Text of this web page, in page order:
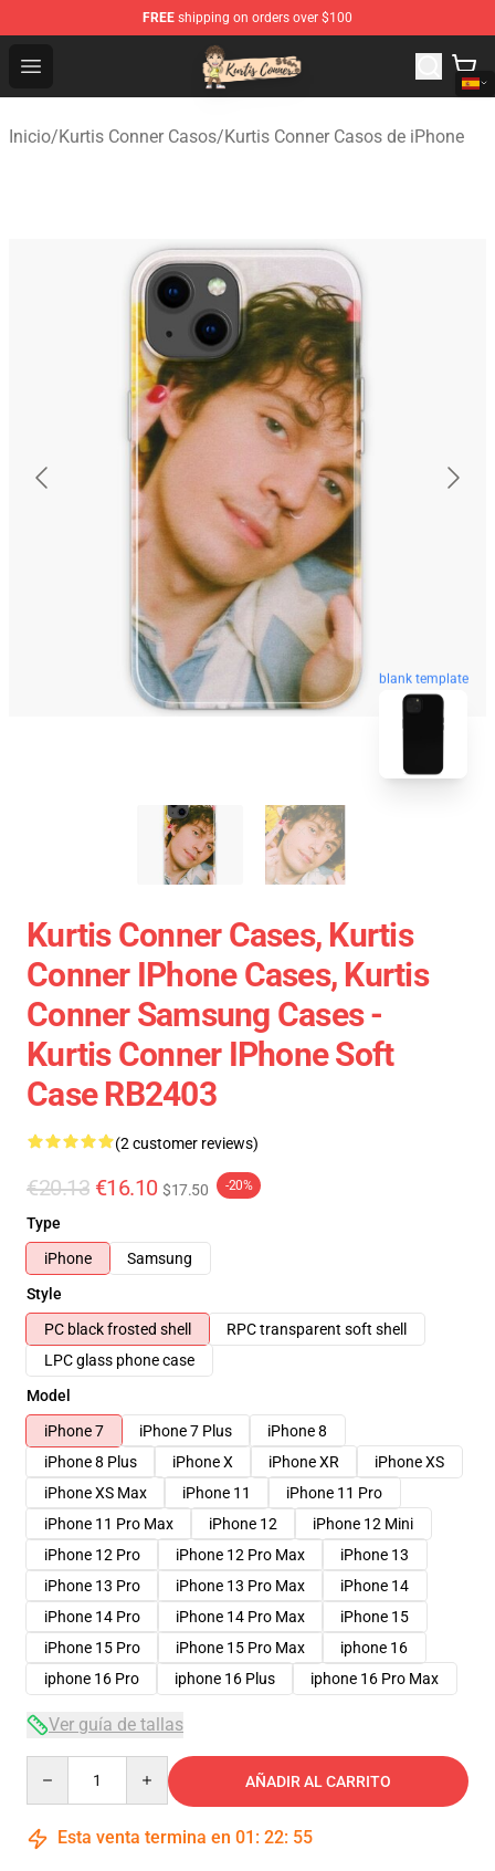
FREE shipping on orders over $100
Open menu
Kurtis Conner Store - Official Kurtis Conner Merchandise
Inicio/Kurtis Conner Casos/Kurtis Conner Casos de iPhone
blank template
Kurtis Conner Cases, Kurtis
Conner IPhone Cases, Kurtis
Conner Samsung Cases -
Kurtis Conner IPhone Soft
Case RB2403
(2 customer reviews)
€20.13 €16.10 $17.50 -20%
Type
iPhone
Samsung
Style
PC black frosted shell
RPC transparent soft shell
LPC glass phone case
Model
iPhone 7
iPhone 7 Plus
iPhone 8
iPhone 8 Plus
iPhone X iPhone XR
iPhone XS
iPhone XS Max
iPhone 11
iPhone 11 Pro
iPhone 11 Pro Max
iPhone 12
iPhone 12 Mini
iPhone 12 Pro
iPhone 12 Pro Max
iPhone 13
iPhone 13 Pro
iPhone 13 Pro Max
iPhone 14
iPhone 14 Pro
iPhone 14 Pro Max
iPhone 15
iPhone 15 Pro
iPhone 15 Pro Max
iphone 16
iphone 16 Pro
iphone 16 Plus iphone 16 Pro Max
Ver guía de tallas
AÑADIR AL CARRITO
Esta venta termina en 01 : 22: 54